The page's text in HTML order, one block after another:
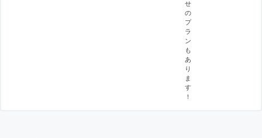
せ
の
プ
ラ
ン
も
あ
り
ま
す
！